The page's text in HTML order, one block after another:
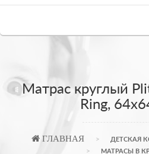
Матрас круглый
Ring,
ГЛАВНАЯ ДЕТСКАЯ
МАТРАСЫ В